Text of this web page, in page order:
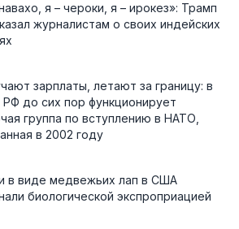
я – чероки, я – ирокез»: Трамп
журналистам о своих индейских
зарплаты, летают за границу: в
до сих пор функционирует
группа по вступлению в НАТО,
в 2002 году
в виде медвежьих лап в США
биологической экспроприацией